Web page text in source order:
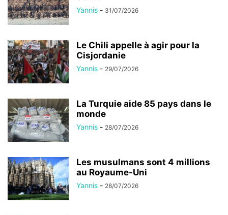
Yannis - 31/07/2026
Le Chili appelle à agir pour la
Cisjordanie
Yannis - 29/07/2026
La Turquie aide 85 pays dans le
monde
Yannis - 28/07/2026
Les musulmans sont 4 millions
au Royaume-Uni
Yannis - 28/07/2026